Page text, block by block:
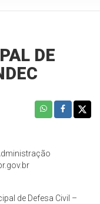
DE
de Defesa Civil –